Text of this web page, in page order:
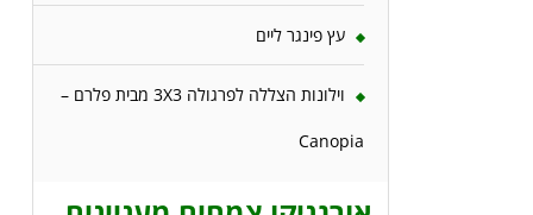
עץ פינגר ליים
וילונות הצללה לפרגולה 3X3 מבית פלרם –
Canopia